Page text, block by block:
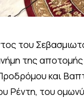
του
της
και
Ρέντη, του